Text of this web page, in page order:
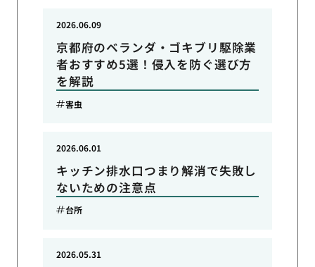
京都府のベランダ・ゴキブリ駆除業
者おすすめ5選！侵入を防ぐ選び方
を解説
2026.06.09
害虫
キッチン排水口つまり解消で失敗し
ないための注意点
2026.06.01
台所
2026.05.31